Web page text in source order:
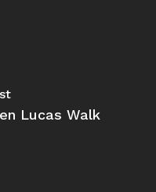
Lucas Walk